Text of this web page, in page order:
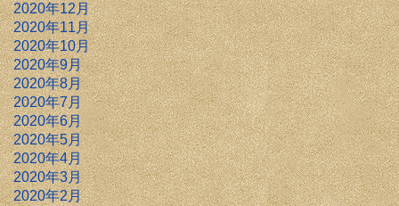
2020年12月
2020年11月
2020年10月
2020年9月
2020年8月
2020年7月
2020年6月
2020年5月
2020年4月
2020年3月
2020年2月